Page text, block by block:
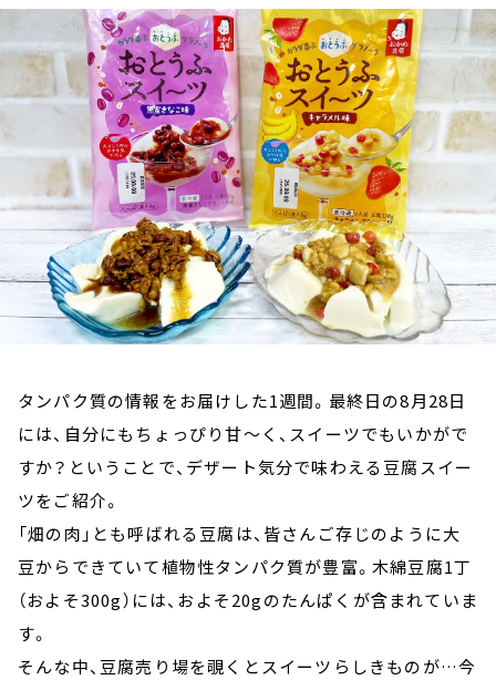
イベント・グッズ
YouTube
会社情報
タンパク質の情報をお届けした1週間。最終日の8月28日
には、自分にもちょっぴり甘～く、スイーツでもいかがで
すか？ということで、デザート気分で味わえる豆腐スイー
ツをご紹介。
「畑の肉」とも呼ばれる豆腐は、皆さんご存じのように大
豆からできていて植物性タンパク質が豊富。木綿豆腐1丁
（およそ300g）には、およそ20gのたんぱくが含まれていま
す。
そんな中、豆腐売り場を覗くとスイーツらしきものが…今